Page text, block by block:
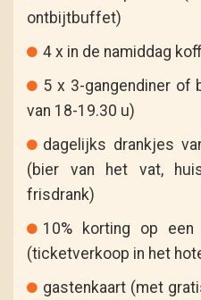
ontbijtbuffet)
4 x in de namiddag
5 x 3-gangendiner of
van 18-19.30 u)
dagelijks drankjes
(bier van het vat,
frisdrank)
10% korting op
(ticketverkoop in het
gastenkaart (met